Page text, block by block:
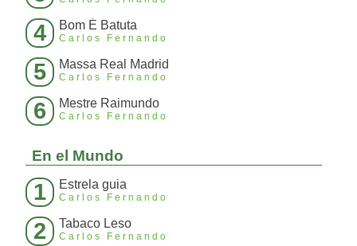
4 Bom É Batuta
Carlos Fernando
5 Massa Real Madrid
Carlos Fernando
6 Mestre Raimundo
Carlos Fernando
En el Mundo
1 Estrela guia
Carlos Fernando
2 Tabaco Leso
Carlos Fernando